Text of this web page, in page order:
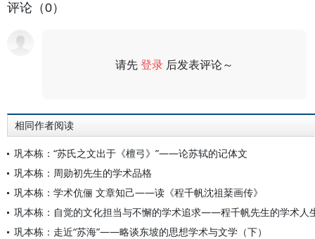
评论（0）
请先登录 后发表评论～
相同作者阅读
巩本栋：“苏氏之文出于《檀弓》”——论苏轼的记体文
巩本栋：周勋初先生的学术品格
巩本栋：学术伉俪 文章知己——读《程千帆沈祖棻画传》
巩本栋：自觉的文化担当与不懈的学术追求——程千帆先生的学术人
巩本栋：走近“苏海”——略谈东坡的思想学术与文学（下）